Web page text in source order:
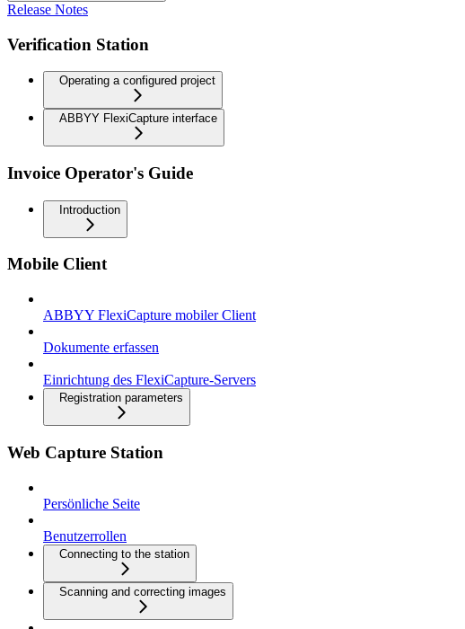
Release Notes
Verification Station
Operating a configured project
ABBYY FlexiCapture interface
Invoice Operator's Guide
Introduction
Mobile Client
ABBYY FlexiCapture mobiler Client
Dokumente erfassen
Einrichtung des FlexiCapture-Servers
Registration parameters
Web Capture Station
Persönliche Seite
Benutzerrollen
Connecting to the station
Scanning and correcting images